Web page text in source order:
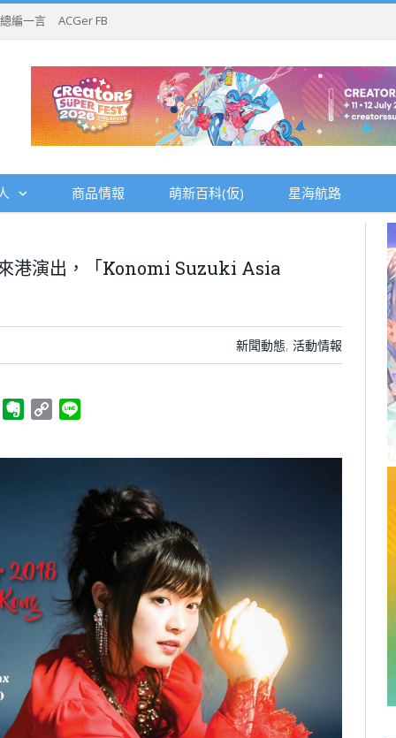
總編一言 ACGer FB
商品情報 萌新百科(仮) 星海航路
港演出，「Konomi Suzuki Asia
新聞動態, 活動情報
Evernote
Copy